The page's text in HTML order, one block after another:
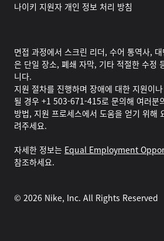
나이키 지원자 개인 정보 처리 방침
면접 과정에서 스크린 리더, 수어 통역사,
은 단일 장소, 폐쇄 자막, 기타 적절한 수정
니다.
지원 절차를 진행하며 장애에 대한 지원이
될 경우 +1 503-671-415로 문의해 여러분
방법, 지원 프로세스에서 도움을 얻기 위해
려주세요.
자세한 정보는 Equal Employment
참조하세요.
© 2026 Nike, Inc. All Rights Reserved